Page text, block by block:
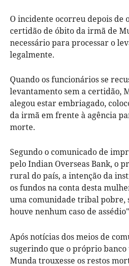
O incidente ocorreu depois de
certidão de óbito da irmã de
necessário para processar o
legalmente.
Quando os funcionários se
levantamento sem a certidão,
alegou estar embriagado,
da irmã em frente à agência
morte.
Segundo o comunicado de
pelo Indian Overseas Bank, o
rural do país, a intenção da
os fundos na conta desta
uma comunidade tribal pobre,
houve nenhum caso de
Após notícias dos meios de
sugerindo que o próprio
Munda trouxesse os restos